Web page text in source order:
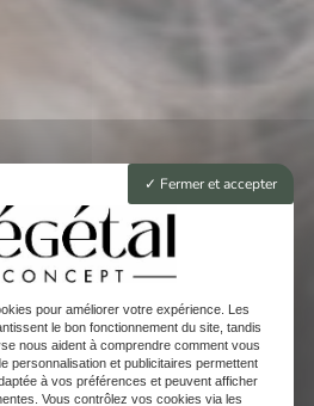
Fermer et accepter
pour améliorer votre expérience. Les
le bon fonctionnement du site, tandis
nous aident à comprendre comment vous
personnalisation et publicitaires permettent
à vos préférences et peuvent afficher
Vous contrôlez vos cookies via les